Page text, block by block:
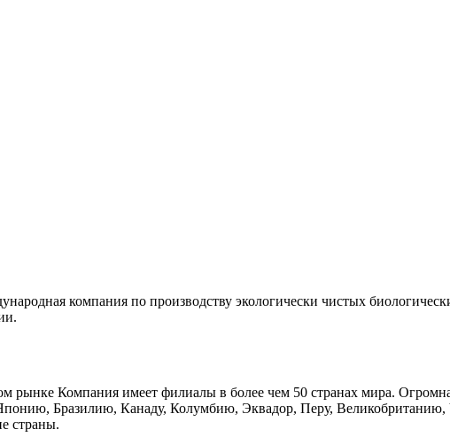
компания по производству экологически чистых
рынке Компания имеет филиалы в более чем 50 странах мира.
Бразилию, Канаду, Колумбию, Эквадор, Перу,
страны.